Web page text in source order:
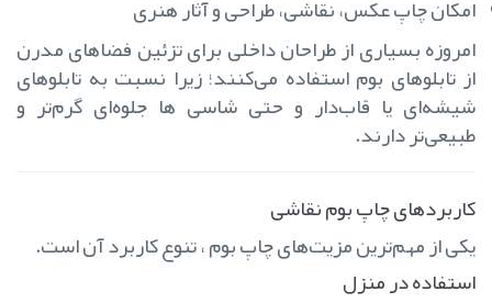
امکان چاپ عکس، نقاشی، طراحی و آثار هنری
امروزه بسیاری از طراحان داخلی برای تزئین فضاهای مدرن
از تابلوهای بوم استفاده می‌کنند؛ زیرا نسبت به تابلوهای
شیشه‌ای یا قاب‌دار و حتی شاسی ها جلوه‌ای گرم‌تر و
طبیعی‌تر دارند.
کاربردهای چاپ بوم نقاشی
یکی از مهم‌ترین مزیت‌های چاپ بوم ، تنوع کاربرد آن است.
استفاده در منزل